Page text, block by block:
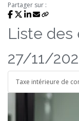
Partager sur :
Liste des
27/11/
Taxe intérieure de